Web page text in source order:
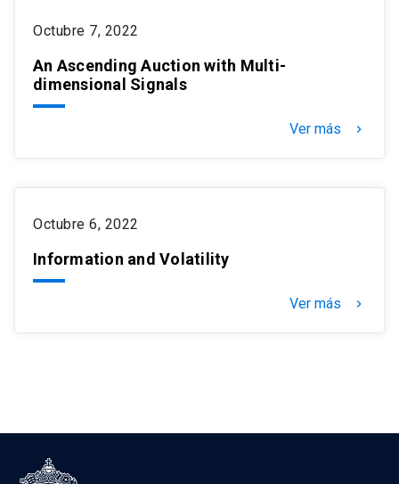
Octubre 7, 2022
An Ascending Auction with Multi-
dimensional Signals
Ver más keyboard_arrow_right
Octubre 6, 2022
Information and Volatility
Ver más keyboard_arrow_right